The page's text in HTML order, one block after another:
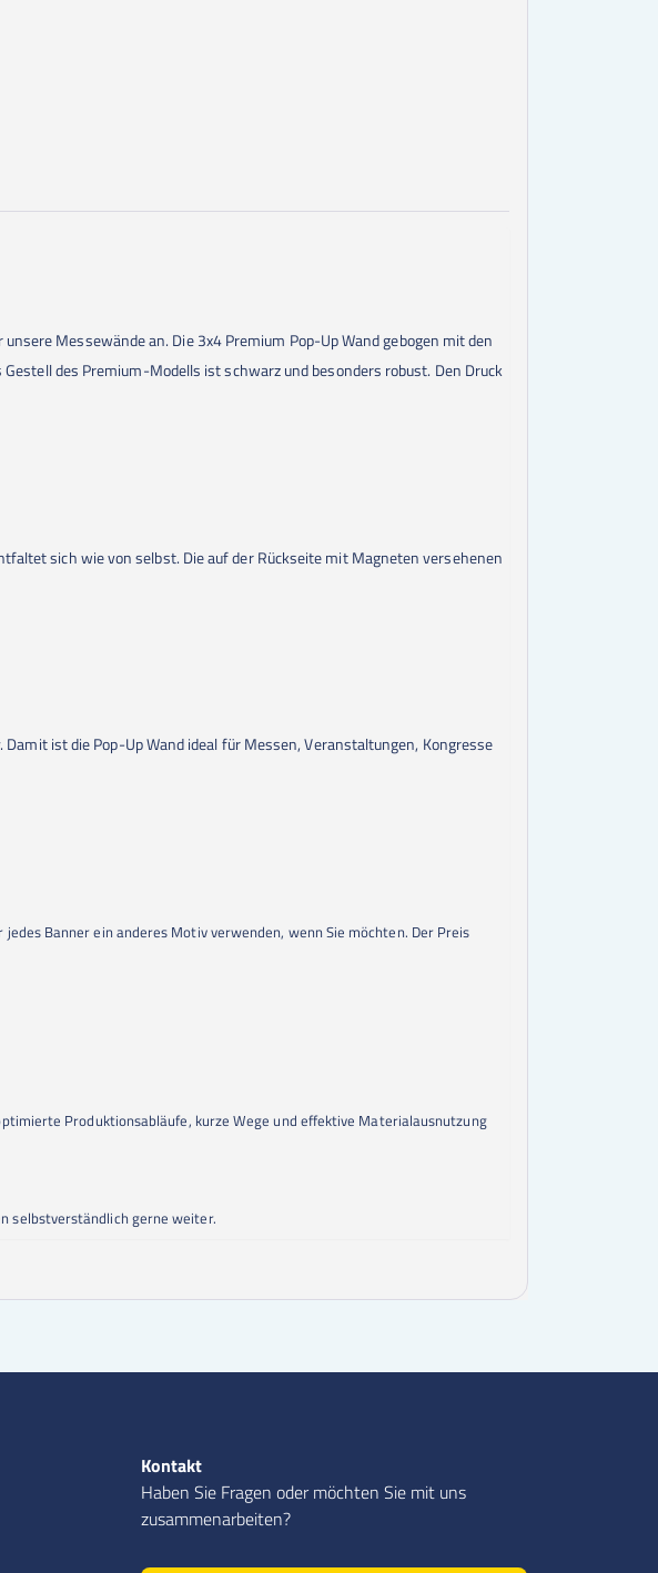
Messewände an. Die 3x4 Premium Pop-Up Wand gebogen mit den
des Premium-Modells ist schwarz und besonders robust. Den Druck
sich wie von selbst. Die auf der Rückseite mit Magneten versehenen
ist die Pop-Up Wand ideal für Messen, Veranstaltungen, Kongresse
Banner ein anderes Motiv verwenden, wenn Sie möchten. Der Preis
Produktionsabläufe, kurze Wege und effektive Materialausnutzung
selbstverständlich gerne weiter.
Kontakt
Haben Sie Fragen oder möchten Sie mit uns
zusammenarbeiten?